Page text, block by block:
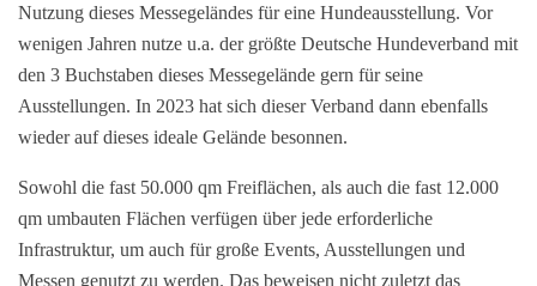
Nutzung dieses Messegeländes für eine Hundeausstellung. Vor
wenigen Jahren nutze u.a. der größte Deutsche Hundeverband mit
den 3 Buchstaben dieses Messegelände gern für seine
Ausstellungen. In 2023 hat sich dieser Verband dann ebenfalls
wieder auf dieses ideale Gelände besonnen.
Sowohl die fast 50.000 qm Freiflächen, als auch die fast 12.000
qm umbauten Flächen verfügen über jede erforderliche
Infrastruktur, um auch für große Events, Ausstellungen und
Messen genutzt zu werden. Das beweisen nicht zuletzt das